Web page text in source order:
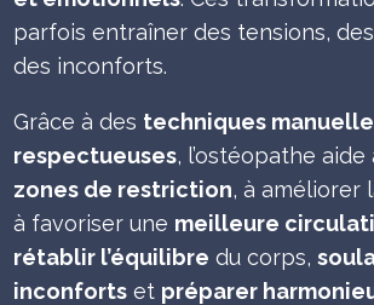
Annuaire professionnel
Profil Lumino santé de
Instagram
Facebook
avec douceur, écoute et
vous viviez cette période unique
parfois entraîner des tensions,
des inconforts.
Grâce à des techniques
respectueuses, l’ostéopathe aide
zones de restriction, à améliorer
à favoriser une meilleure
rétablir l’équilibre du corps,
inconforts et préparer